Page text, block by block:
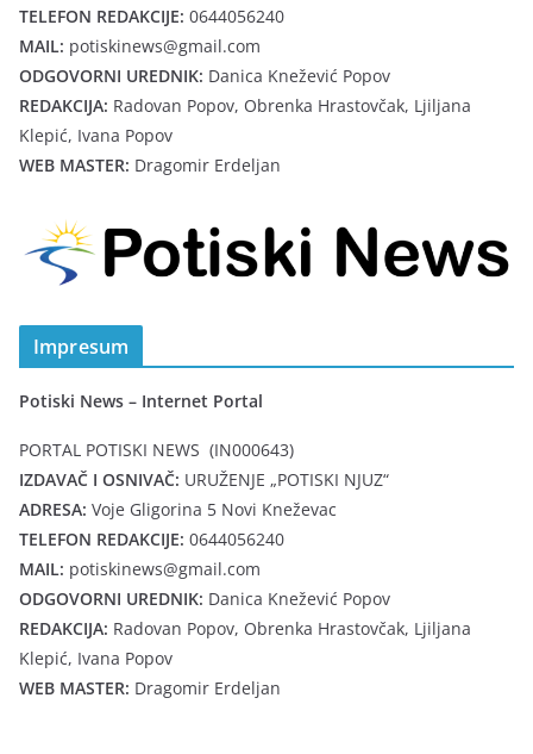
TELEFON REDAKCIJE: 0644056240
MAIL: potiskinews@gmail.com
ODGOVORNI UREDNIK: Danica Knežević Popov
REDAKCIJA: Radovan Popov, Obrenka Hrastovčak, Ljiljana
Klepić, Ivana Popov
WEB MASTER: Dragomir Erdeljan
Impresum
Potiski News – Internet Portal
PORTAL POTISKI NEWS (IN000643)
IZDAVAČ I OSNIVAČ: URUŽENJE „POTISKI NJUZ“
ADRESA: Voje Gligorina 5 Novi Kneževac
TELEFON REDAKCIJE: 0644056240
MAIL: potiskinews@gmail.com
ODGOVORNI UREDNIK: Danica Knežević Popov
REDAKCIJA: Radovan Popov, Obrenka Hrastovčak, Ljiljana
Klepić, Ivana Popov
WEB MASTER: Dragomir Erdeljan